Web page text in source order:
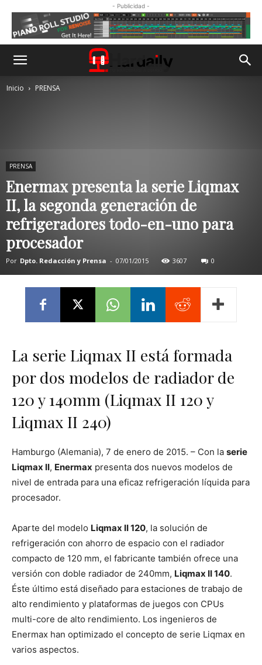
- Publicidad -
Inicio PRENSA
PRENSA
Enermax presenta la serie Liqmax
II, la segonda generación de
refrigeradores todo-en-uno para
procesador
Por Dpto. Redacción y Prensa - 07/01/2015 3607 0
La serie Liqmax II está formada
por dos modelos de radiador de
120 y 140mm (Liqmax II 120 y
Liqmax II 240)
Hamburgo (Alemania), 7 de enero de 2015. – Con la serie
Liqmax II, Enermax presenta dos nuevos modelos de
nivel de entrada para una eficaz refrigeración líquida para
procesador.
Aparte del modelo Liqmax II 120, la solución de
refrigeración con ahorro de espacio con el radiador
compacto de 120 mm, el fabricante también ofrece una
versión con doble radiador de 240mm, Liqmax II 140.
Éste último está diseñado para estaciones de trabajo de
alto rendimiento y plataformas de juegos con CPUs
multi-core de alto rendimiento. Los ingenieros de
Enermax han optimizado el concepto de serie Liqmax en
varios aspectos.